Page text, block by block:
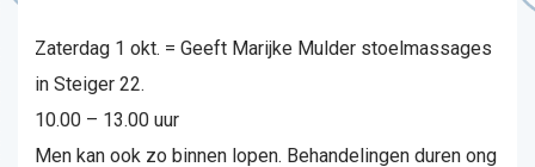
Zaterdag 1 okt. = Geeft Marijke Mulder stoelmassages
in Steiger 22.
10.00 – 13.00 uur
Men kan ook zo binnen lopen. Behandelingen duren ong